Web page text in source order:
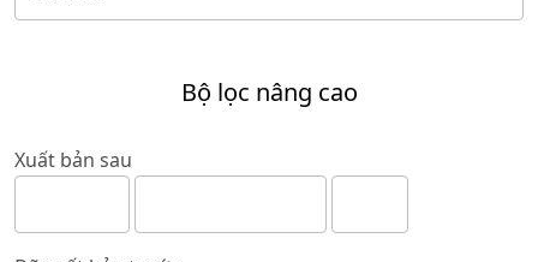
Bộ lọc nâng cao
Xuất bản sau